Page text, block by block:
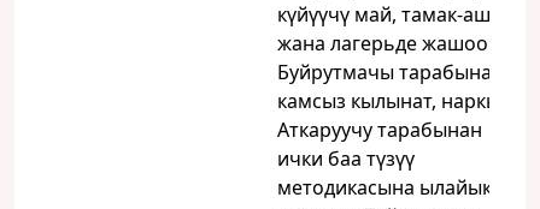
күйүүчү май, тамак-аш
жана лагерьде жашоо
Буйрутмачы тарабынан
камсыз кылынат, наркы
Аткаруучу тарабынан
ички баа түзүү
методикасына ылайык